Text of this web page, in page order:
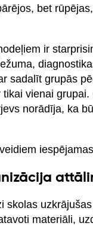
bet
ir
sadalīt grupās
vienai
norādīja, ka
skolas
materiāli,